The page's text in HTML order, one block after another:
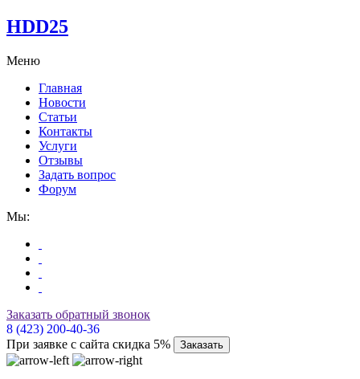
HDD25
Меню
Главная
Новости
Статьи
Контакты
Услуги
Отзывы
Задать вопрос
Форум
Мы:
Заказать обратный звонок
8 (423) 200-40-36
При заявке с сайта скидка 5%
Заказать